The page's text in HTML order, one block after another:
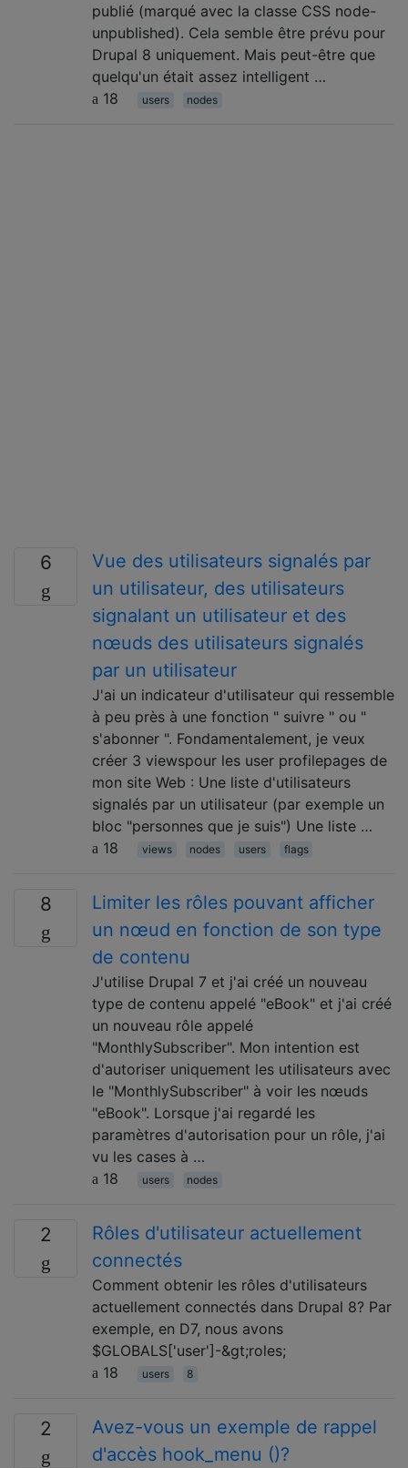
publié (marqué avec la classe CSS node-
unpublished). Cela semble être prévu pour
Drupal 8 uniquement. Mais peut-être que
quelqu'un était assez intelligent …
18
users nodes
6
Vue des utilisateurs signalés par
un utilisateur, des utilisateurs
signalant un utilisateur et des
nœuds des utilisateurs signalés
par un utilisateur
J'ai un indicateur d'utilisateur qui ressemble
à peu près à une fonction " suivre " ou "
s'abonner ". Fondamentalement, je veux
créer 3 viewspour les user profilepages de
mon site Web : Une liste d'utilisateurs
signalés par un utilisateur (par exemple un
bloc "personnes que je suis") Une liste …
18
views nodes users flags
8
Limiter les rôles pouvant afficher
un nœud en fonction de son type
de contenu
J'utilise Drupal 7 et j'ai créé un nouveau
type de contenu appelé "eBook" et j'ai créé
un nouveau rôle appelé
"MonthlySubscriber". Mon intention est
d'autoriser uniquement les utilisateurs avec
le "MonthlySubscriber" à voir les nœuds
"eBook". Lorsque j'ai regardé les
paramètres d'autorisation pour un rôle, j'ai
vu les cases à …
18
users nodes
2
Rôles d'utilisateur actuellement
connectés
Comment obtenir les rôles d'utilisateurs
actuellement connectés dans Drupal 8? Par
exemple, en D7, nous avons
$GLOBALS['user']-&gt;roles;
18
users 8
2
Avez-vous un exemple de rappel
d'accès hook_menu ()?